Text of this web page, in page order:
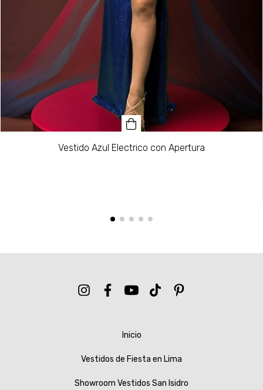
Vestido Azul Electrico con Apertura
Inicio
Vestidos de Fiesta en Lima
Showroom Vestidos San Isidro